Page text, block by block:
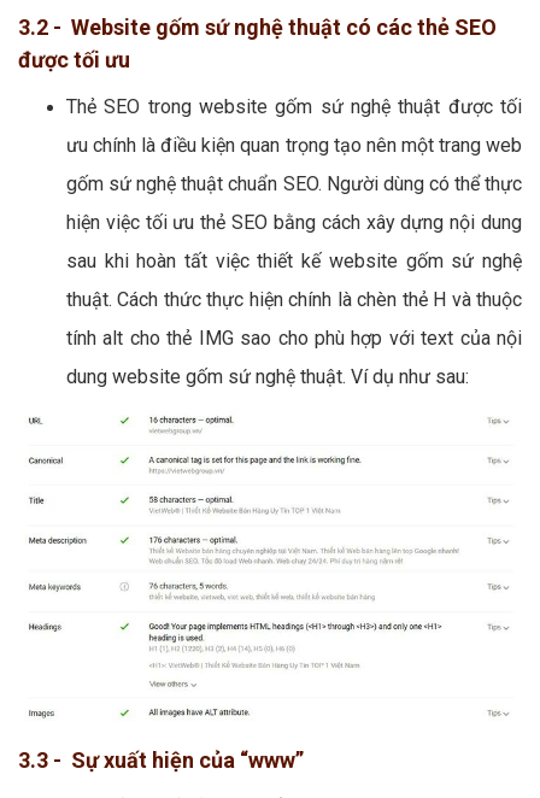
3.2 - Website gốm sứ nghệ thuật có các thẻ SEO
được tối ưu
Thẻ SEO trong website gốm sứ nghệ thuật được tối
ưu chính là điều kiện quan trọng tạo nên một trang web
gốm sứ nghệ thuật chuẩn SEO. Người dùng có thể thực
hiện việc tối ưu thẻ SEO bằng cách xây dựng nội dung
sau khi hoàn tất việc thiết kế website gốm sứ nghệ
thuật. Cách thức thực hiện chính là chèn thẻ H và thuộc
tính alt cho thẻ IMG sao cho phù hợp với text của nội
dung website gốm sứ nghệ thuật. Ví dụ như sau:
3.3 - Sự xuất hiện của “www”